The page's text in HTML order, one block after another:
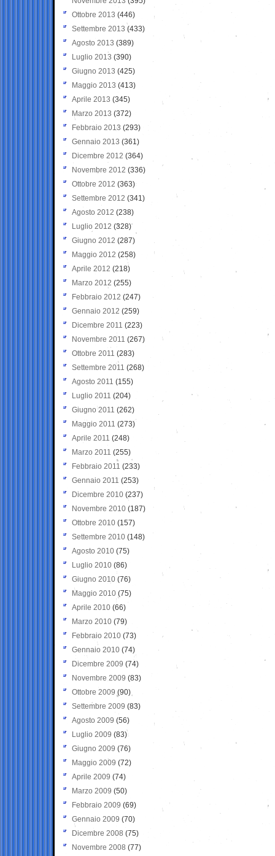
Ottobre 2013 (446)
Settembre 2013 (433)
Agosto 2013 (389)
Luglio 2013 (390)
Giugno 2013 (425)
Maggio 2013 (413)
Aprile 2013 (345)
Marzo 2013 (372)
Febbraio 2013 (293)
Gennaio 2013 (361)
Dicembre 2012 (364)
Novembre 2012 (336)
Ottobre 2012 (363)
Settembre 2012 (341)
Agosto 2012 (238)
Luglio 2012 (328)
Giugno 2012 (287)
Maggio 2012 (258)
Aprile 2012 (218)
Marzo 2012 (255)
Febbraio 2012 (247)
Gennaio 2012 (259)
Dicembre 2011 (223)
Novembre 2011 (267)
Ottobre 2011 (283)
Settembre 2011 (268)
Agosto 2011 (155)
Luglio 2011 (204)
Giugno 2011 (262)
Maggio 2011 (273)
Aprile 2011 (248)
Marzo 2011 (255)
Febbraio 2011 (233)
Gennaio 2011 (253)
Dicembre 2010 (237)
Novembre 2010 (187)
Ottobre 2010 (157)
Settembre 2010 (148)
Agosto 2010 (75)
Luglio 2010 (86)
Giugno 2010 (76)
Maggio 2010 (75)
Aprile 2010 (66)
Marzo 2010 (79)
Febbraio 2010 (73)
Gennaio 2010 (74)
Dicembre 2009 (74)
Novembre 2009 (83)
Ottobre 2009 (90)
Settembre 2009 (83)
Agosto 2009 (56)
Luglio 2009 (83)
Giugno 2009 (76)
Maggio 2009 (72)
Aprile 2009 (74)
Marzo 2009 (50)
Febbraio 2009 (69)
Gennaio 2009 (70)
Dicembre 2008 (75)
Novembre 2008 (77)